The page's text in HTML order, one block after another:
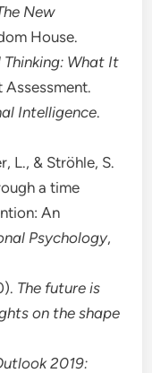
New
House.
What It
Assessment.
Intelligence.
L., & Ströhle, S.
a time
An
Psychology,
The future is
on the shape
2019: